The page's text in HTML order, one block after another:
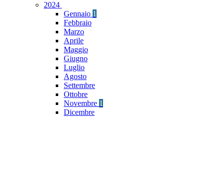
2024
Gennaio 1
Febbraio
Marzo
Aprile
Maggio
Giugno
Luglio
Agosto
Settembre
Ottobre
Novembre 1
Dicembre